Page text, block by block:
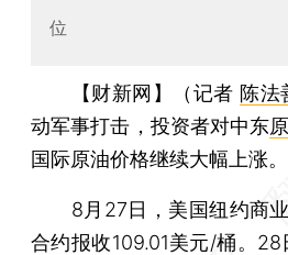
位
【财新网】（记者 陈法
动军事打击，投资者对中东
国际原油价格继续大幅上涨。
8月27日，美国纽约商业
合约报收109.01美元/桶。